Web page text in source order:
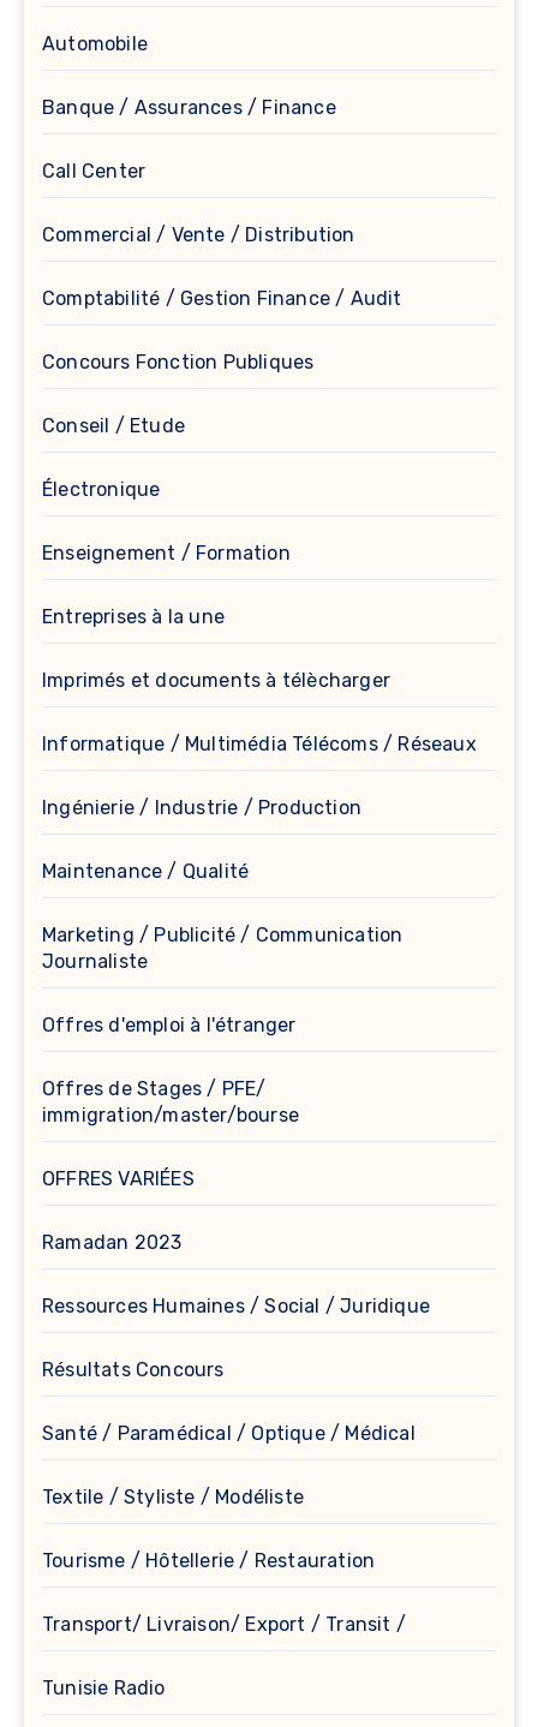
Automobile
Banque / Assurances / Finance
Call Center
Commercial / Vente / Distribution
Comptabilité / Gestion Finance / Audit
Concours Fonction Publiques
Conseil / Etude
Électronique
Enseignement / Formation
Entreprises à la une
Imprimés et documents à télècharger
Informatique / Multimédia Télécoms / Réseaux
Ingénierie / Industrie / Production
Maintenance / Qualité
Marketing / Publicité / Communication
Journaliste
Offres d'emploi à l'étranger
Offres de Stages / PFE/
immigration/master/bourse
OFFRES VARIÉES
Ramadan 2023
Ressources Humaines / Social / Juridique
Résultats Concours
Santé / Paramédical / Optique / Médical
Textile / Styliste / Modéliste
Tourisme / Hôtellerie / Restauration
Transport/ Livraison/ Export / Transit /
Tunisie Radio